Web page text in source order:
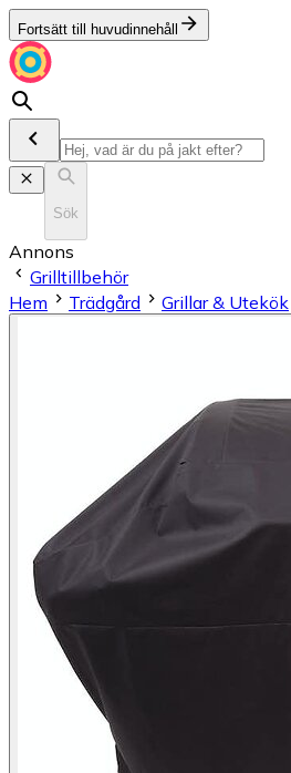
Fortsätt till huvudinnehåll
Sök
Annons
Grilltillbehör
Hem
Trädgård Grillar & Utekök